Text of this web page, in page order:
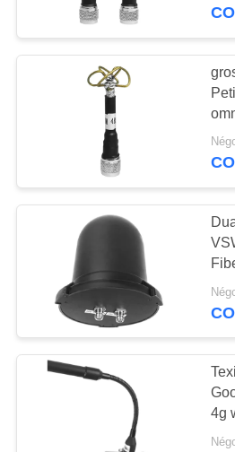
CONTRÔLE
DE
QUALITÉ
CONTACTEZ-
NOUS
NOUVELLES
BLOGUE
DEMANDEZ
UNE
Module de
FPV
puissance
low
4g